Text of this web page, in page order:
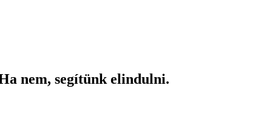
nem, segítünk elindulni.